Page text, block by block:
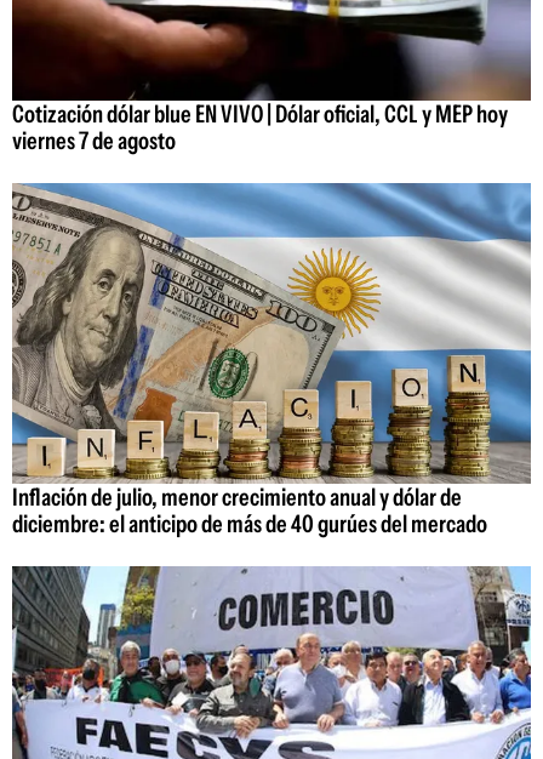
Cotización dólar blue EN VIVO | Dólar oficial, CCL y MEP hoy
viernes 7 de agosto
Inflación de julio, menor crecimiento anual y dólar de
diciembre: el anticipo de más de 40 gurúes del mercado